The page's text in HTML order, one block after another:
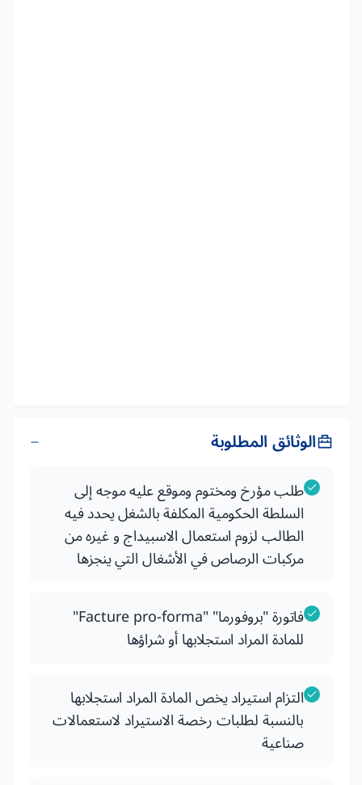
الوثائق المطلوبة
طلب مؤرخ ومختوم وموقع عليه موجه إلى
السلطة الحكومية المكلفة بالشغل يحدد فيه
الطالب لزوم استعمال الاسبيداج و غيره من
مركبات الرصاص في الأشغال التي ينجزها
فاتورة "بروفورما" "Facture pro-forma"
للمادة المراد استجلابها أو شراؤها
التزام استيراد يخص المادة المراد استجلابها
بالنسبة لطلبات رخصة الاستيراد لاستعمالات
صناعية